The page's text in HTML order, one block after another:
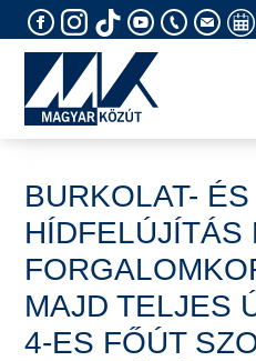
to
BURKOLAT- ÉS
HÍDFELÚJÍTÁS
MAJD TELJES
4-ES FŐÚT